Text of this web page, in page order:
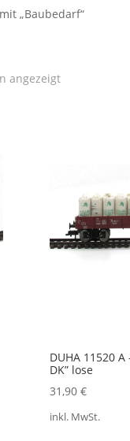
„Baubedarf“
angezeigtNach
DUHA 11520 A
DK” lose
31,90 €
inkl. MwSt.